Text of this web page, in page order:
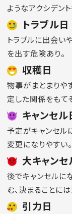
ようなアクシデント
トラブル日
トラブルに出会い
を出す危険あり。
収穫日
物事がまとまりや
定した関係をもて
キャンセル
予定がキャンセル
変更になりやすい。
大キャンセ
後でキャンセルに
む、決まることに
引力日